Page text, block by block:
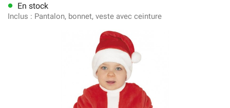
lens En stock
Inclus : Pantalon, bonnet, veste avec ceinture